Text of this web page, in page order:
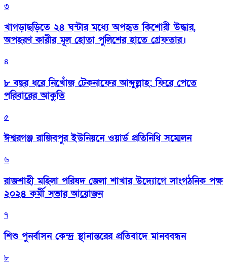
৩
খাগড়াছড়িতে ২৪ ঘন্টার মধ্যে অপহৃত কিশোরী উদ্ধার,
অপহরণ কারীর মূল হোতা পুলিশের হাতে গ্রেফতার।
৪
৮ বছর ধরে নিখোঁজ টেকনাফের আব্দুল্লাহ: ফিরে পেতে
পরিবারের আকুতি
৫
ঈশ্বরগঞ্জ রাজিবপুর ইউনিয়নে ওয়ার্ড প্রতিনিধি সম্মেলন
৬
রাজশাহী মহিলা পরিষদ জেলা শাখার উদ্যোগে সাংগঠনিক পক্ষ
২০২৪ কর্মী সভার আয়োজন
৭
শিশু পুনর্বাসন কেন্দ্র স্থানান্তরের প্রতিবাদে মানববন্ধন
৮